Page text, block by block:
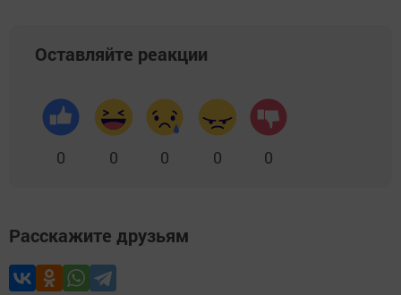
Оставляйте реакции
0 0 0 0 0
Расскажите друзьям